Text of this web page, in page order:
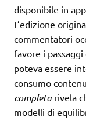
disponibile in
L’edizione
commentatori
favore i
poteva essere
consumo
completarivela
modelli di